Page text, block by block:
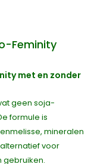
Feminity
met en zonder
geen soja-
formule is
mineralen
voor
gebruiken.